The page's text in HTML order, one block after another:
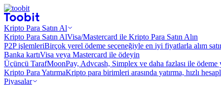
Kripto Para Satın Al
Kripto Para Satın AlVisa/Mastercard ile Kripto Para Satın Alın
P2P işlemleriBirçok yerel ödeme seçeneğiyle en iyi fiyatlarla alım
Banka kartıVisa veya Mastercard ile ödeyin
Üçüncü TarafMoonPay, Advcash, Simplex ve daha fazlası ile ödeme
Kripto Para YatırmaKripto para birimleri arasında yatırma, hızlı
Piyasalar